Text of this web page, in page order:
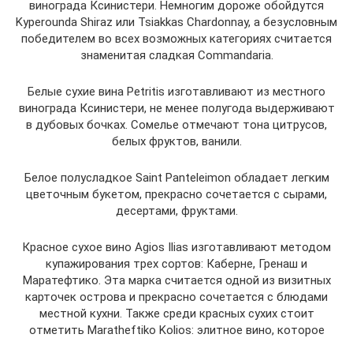
винограда Ксинистери. Немногим дороже обойдутся
Kyperounda Shiraz или Tsiakkas Chardonnay, а безусловным
победителем во всех возможных категориях считается
знаменитая сладкая Commandaria.
Белые сухие вина Petritis изготавливают из местного
винограда Ксинистери, не менее полугода выдерживают
в дубовых бочках. Сомелье отмечают тона цитрусов,
белых фруктов, ванили.
Белое полусладкое Saint Panteleimon обладает легким
цветочным букетом, прекрасно сочетается с сырами,
десертами, фруктами.
Красное сухое вино Agios Ilias изготавливают методом
купажирования трех сортов: Каберне, Гренаш и
Маратефтико. Эта марка считается одной из визитных
карточек острова и прекрасно сочетается с блюдами
местной кухни. Также среди красных сухих стоит
отметить Maratheftiko Kolios: элитное вино, которое